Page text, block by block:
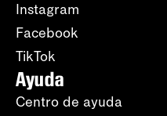
Instagram
Facebook
TikTok
Ayuda
Centro de ayuda